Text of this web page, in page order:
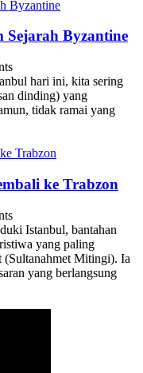
Byzantine
hari ini, kita sering
dinding) yang
tidak ramai yang
ke Trabzon
Istanbul, bantahan
yang paling
(Sultanahmet Mitingi). Ia
yang berlangsung